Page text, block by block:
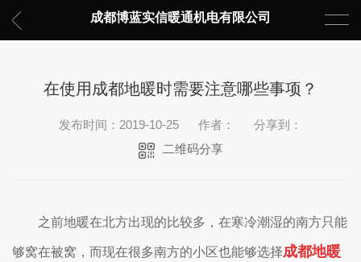
成都博蓝实信暖通机电有限公司
在使用成都地暖时需要注意哪些事项？
发布时间：2019-10-25 作者：
分享到：
二维码分享
之前地暖在北方出现的比较多，在寒冷潮湿的南方只能
够窝在被窝，而现在很多南方的小区也能够选择成都地暖